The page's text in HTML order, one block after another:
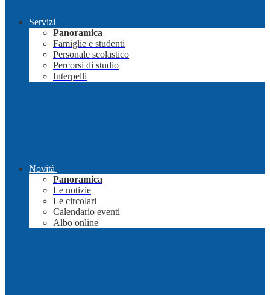
Servizi
Panoramica
Famiglie e studenti
Personale scolastico
Percorsi di studio
Interpelli
Novità
Panoramica
Le notizie
Le circolari
Calendario eventi
Albo online